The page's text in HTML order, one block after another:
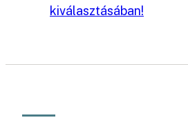
kiválasztásában!